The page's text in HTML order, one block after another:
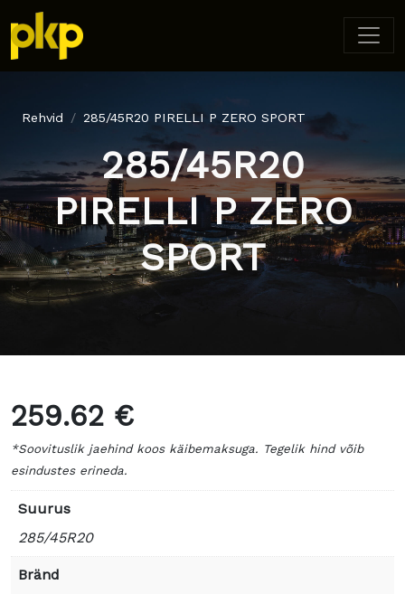
Rehvid 285/45R20 PIRELLI P ZERO SPORT
285/45R20
PIRELLI P ZERO
SPORT
259.62 €
*Soovituslik jaehind koos käibemaksuga. Tegelik hind võib
esindustes erineda.
Suurus
285/45R20
Bränd